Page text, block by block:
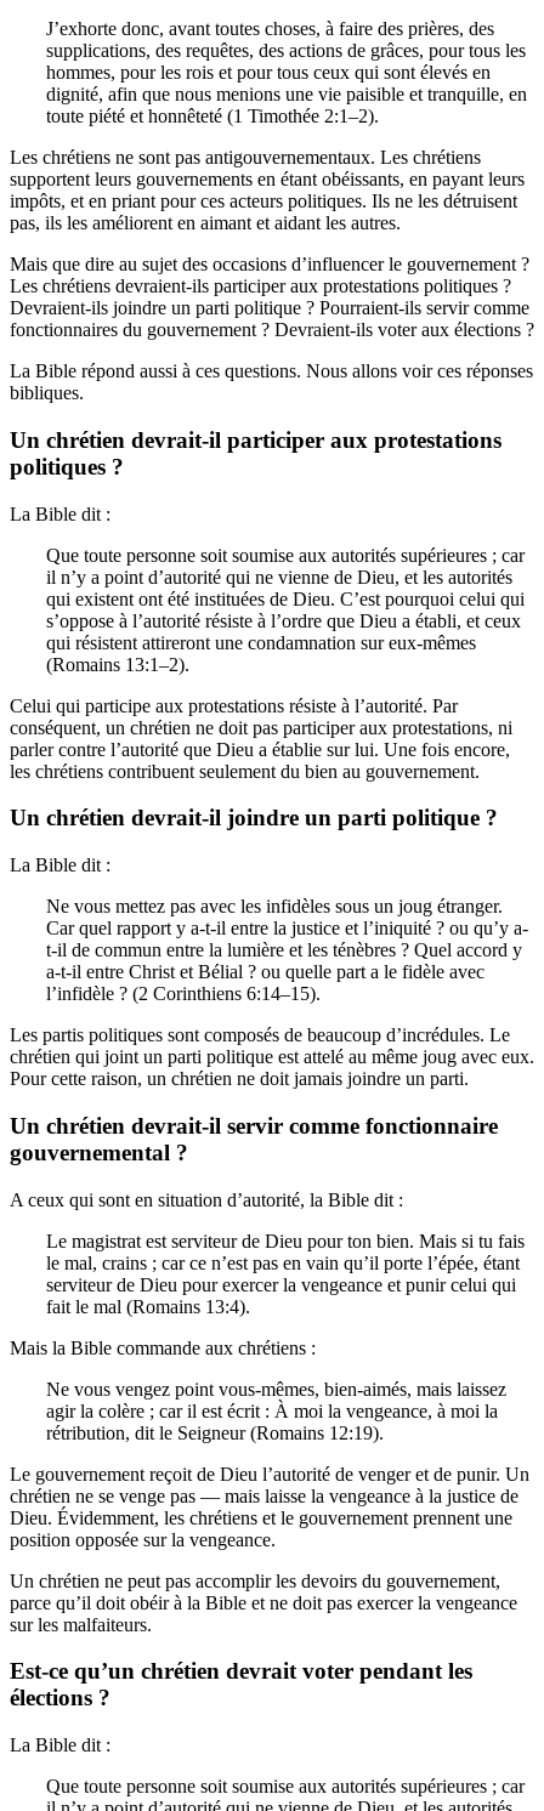
J’exhorte donc, avant toutes choses, à faire des prières, des
supplications, des requêtes, des actions de grâces, pour tous les
hommes, pour les rois et pour tous ceux qui sont élevés en
dignité, afin que nous menions une vie paisible et tranquille, en
toute piété et honnêteté (1 Timothée 2:1–2).
Les chrétiens ne sont pas antigouvernementaux. Les chrétiens
supportent leurs gouvernements en étant obéissants, en payant leurs
impôts, et en priant pour ces acteurs politiques. Ils ne les détruisent
pas, ils les améliorent en aimant et aidant les autres.
Mais que dire au sujet des occasions d’influencer le gouvernement ?
Les chrétiens devraient-ils participer aux protestations politiques ?
Devraient-ils joindre un parti politique ? Pourraient-ils servir comme
fonctionnaires du gouvernement ? Devraient-ils voter aux élections ?
La Bible répond aussi à ces questions. Nous allons voir ces réponses
bibliques.
Un chrétien devrait-il participer aux protestations
politiques ?
La Bible dit :
Que toute personne soit soumise aux autorités supérieures ; car
il n’y a point d’autorité qui ne vienne de Dieu, et les autorités
qui existent ont été instituées de Dieu. C’est pourquoi celui qui
s’oppose à l’autorité résiste à l’ordre que Dieu a établi, et ceux
qui résistent attireront une condamnation sur eux-mêmes
(Romains 13:1–2).
Celui qui participe aux protestations résiste à l’autorité. Par
conséquent, un chrétien ne doit pas participer aux protestations, ni
parler contre l’autorité que Dieu a établie sur lui. Une fois encore,
les chrétiens contribuent seulement du bien au gouvernement.
Un chrétien devrait-il joindre un parti politique ?
La Bible dit :
Ne vous mettez pas avec les infidèles sous un joug étranger.
Car quel rapport y a-t-il entre la justice et l’iniquité ? ou qu’y a-
t-il de commun entre la lumière et les ténèbres ? Quel accord y
a-t-il entre Christ et Bélial ? ou quelle part a le fidèle avec
l’infidèle ? (2 Corinthiens 6:14–15).
Les partis politiques sont composés de beaucoup d’incrédules. Le
chrétien qui joint un parti politique est attelé au même joug avec eux.
Pour cette raison, un chrétien ne doit jamais joindre un parti.
Un chrétien devrait-il servir comme fonctionnaire
gouvernemental ?
A ceux qui sont en situation d’autorité, la Bible dit :
Le magistrat est serviteur de Dieu pour ton bien. Mais si tu fais
le mal, crains ; car ce n’est pas en vain qu’il porte l’épée, étant
serviteur de Dieu pour exercer la vengeance et punir celui qui
fait le mal (Romains 13:4).
Mais la Bible commande aux chrétiens :
Ne vous vengez point vous-mêmes, bien-aimés, mais laissez
agir la colère ; car il est écrit : À moi la vengeance, à moi la
rétribution, dit le Seigneur (Romains 12:19).
Le gouvernement reçoit de Dieu l’autorité de venger et de punir. Un
chrétien ne se venge pas — mais laisse la vengeance à la justice de
Dieu. Évidemment, les chrétiens et le gouvernement prennent une
position opposée sur la vengeance.
Un chrétien ne peut pas accomplir les devoirs du gouvernement,
parce qu’il doit obéir à la Bible et ne doit pas exercer la vengeance
sur les malfaiteurs.
Est-ce qu’un chrétien devrait voter pendant les
élections ?
La Bible dit :
Que toute personne soit soumise aux autorités supérieures ; car